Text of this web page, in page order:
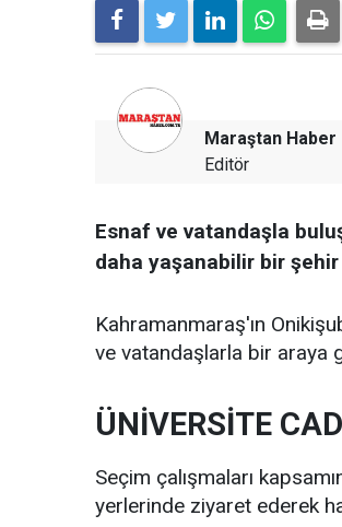
Maraştan Haber
Editör
Esnaf ve vatandaşla
daha yaşanabilir bir şehir
Kahramanmaraş'ın
ve vatandaşlarla bir araya
ÜNİVERSİTE
Seçim çalışmaları
yerlerinde ziyaret ederek